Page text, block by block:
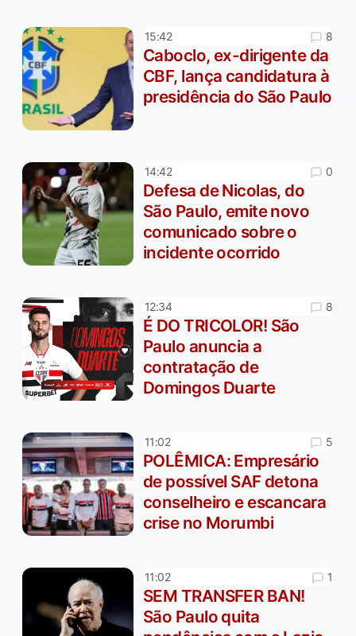
15:42 8
Caboclo, ex-dirigente da
CBF, lança candidatura à
presidência do São Paulo
14:42 0
Defesa de Nicolas, do
São Paulo, emite novo
comunicado sobre o
incidente ocorrido
12:34 8
É DO TRICOLOR! São
Paulo anuncia a
contratação de
Domingos Duarte
11:02 5
POLÊMICA: Empresário
de possível SAF detona
conselheiro e escancara
crise no Morumbi
11:02 1
SEM TRANSFER BAN!
São Paulo quita